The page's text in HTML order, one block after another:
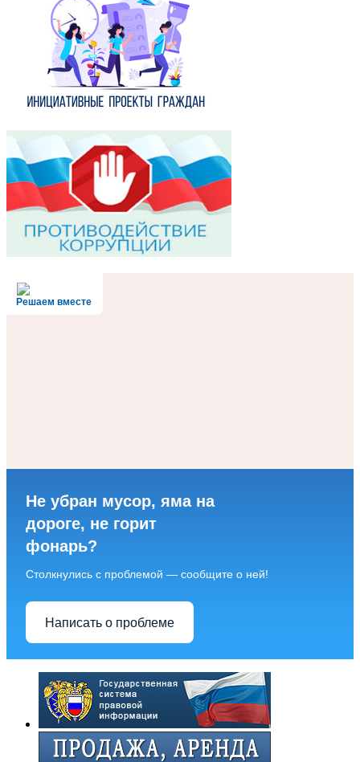
Решаем вместе
Не убран мусор, яма на
дороге, не горит
фонарь?
Столкнулись с проблемой — сообщите о ней!
Написать о проблеме